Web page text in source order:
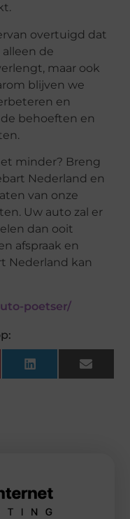
overtuigd dat
de
maar ook
blijven we
en
behoeften en
minder? Breng
Nederland en
van onze
Uw auto zal er
dan ooit
afspraak en
Nederland kan
poetser/
LinkedInEmail